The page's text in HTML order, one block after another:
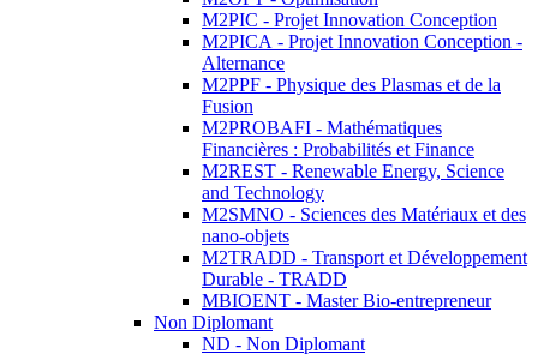
M2PIC - Projet Innovation Conception
M2PICA - Projet Innovation Conception -
Alternance
M2PPF - Physique des Plasmas et de la
Fusion
M2PROBAFI - Mathématiques
Financières : Probabilités et Finance
M2REST - Renewable Energy, Science
and Technology
M2SMNO - Sciences des Matériaux et des
nano-objets
M2TRADD - Transport et Développement
Durable - TRADD
MBIOENT - Master Bio-entrepreneur
Non Diplomant
ND - Non Diplomant